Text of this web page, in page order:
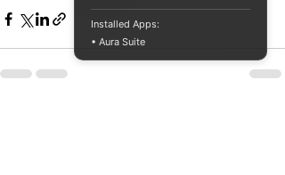
Installed Apps:
• Aura Suite